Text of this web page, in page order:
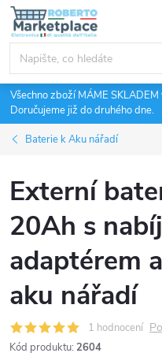
Přejít
obsah
Všechno zboží MÁME
Doručujeme již do druhého dne.
Baterie k Aku nářadí
Externí
20Ah s
adaptérem
aku nářadí
1 hodnocení
Kód produktu: 2604